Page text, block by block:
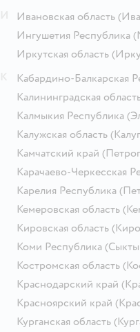
Ивановская область
Ингушетия Республика
Иркутская область
Кабардино-Балкарская
Калининградская
Калмыкия Республика
Калужская область
Камчатский край
Карачаево-Черкесская
Карелия Республика
Кемеровская область
Кировская область
Коми Республика
Костромская область
Краснодарский край
Красноярский край
Курганская область